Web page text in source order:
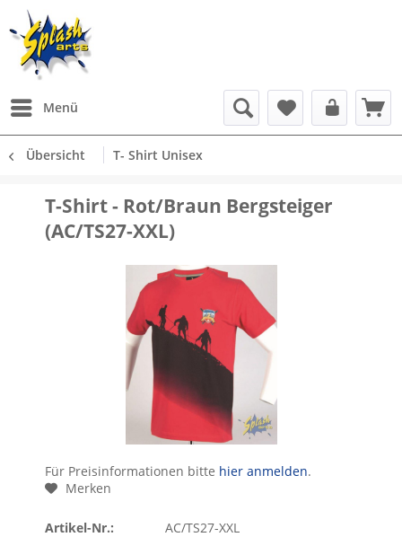
Menü
Übersicht T- Shirt Unisex
T-Shirt - Rot/Braun Bergsteiger
(AC/TS27-XXL)
Für Preisinformationen bitte hier anmelden.
Merken
Artikel-Nr.: AC/TS27-XXL